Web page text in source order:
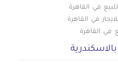
في القاهرة
في القاهرة
في القاهرة